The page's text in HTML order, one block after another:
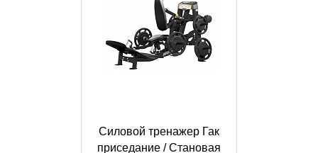
Силовой тренажер Гак
приседание / Становая